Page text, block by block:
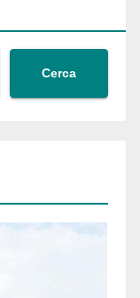
Cerca